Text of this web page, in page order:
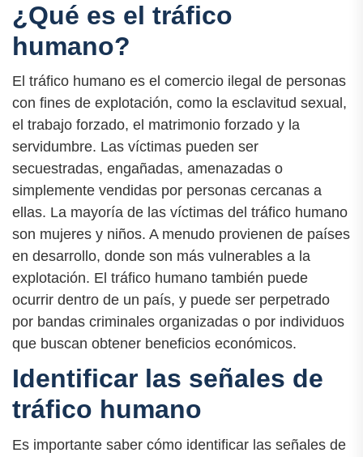
¿Qué es el tráfico
humano?
El tráfico humano es el comercio ilegal de personas
con fines de explotación, como la esclavitud sexual,
el trabajo forzado, el matrimonio forzado y la
servidumbre. Las víctimas pueden ser
secuestradas, engañadas, amenazadas o
simplemente vendidas por personas cercanas a
ellas. La mayoría de las víctimas del tráfico humano
son mujeres y niños. A menudo provienen de países
en desarrollo, donde son más vulnerables a la
explotación. El tráfico humano también puede
ocurrir dentro de un país, y puede ser perpetrado
por bandas criminales organizadas o por individuos
que buscan obtener beneficios económicos.
Identificar las señales de
tráfico humano
Es importante saber cómo identificar las señales de